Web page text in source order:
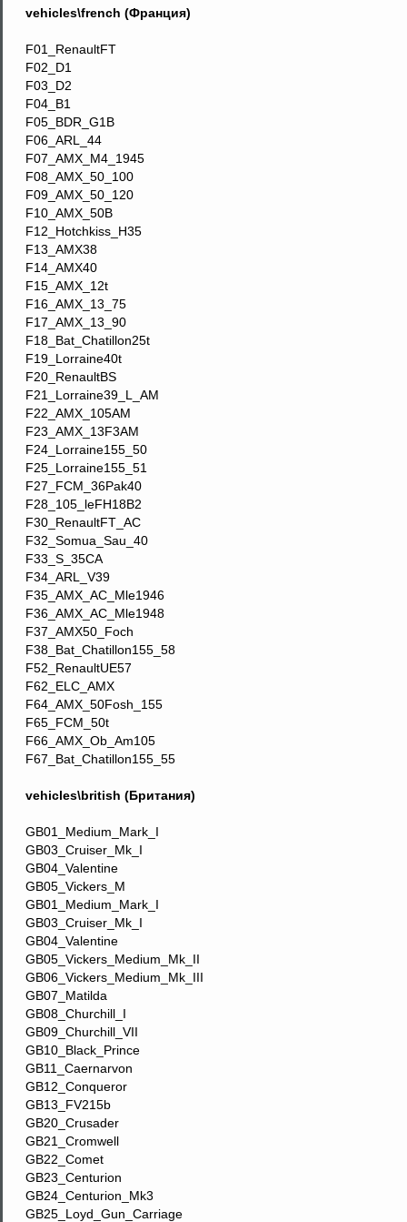
vehicles\french (Франция)
F01_RenaultFT
F02_D1
F03_D2
F04_B1
F05_BDR_G1B
F06_ARL_44
F07_AMX_M4_1945
F08_AMX_50_100
F09_AMX_50_120
F10_AMX_50B
F12_Hotchkiss_H35
F13_AMX38
F14_AMX40
F15_AMX_12t
F16_AMX_13_75
F17_AMX_13_90
F18_Bat_Chatillon25t
F19_Lorraine40t
F20_RenaultBS
F21_Lorraine39_L_AM
F22_AMX_105AM
F23_AMX_13F3AM
F24_Lorraine155_50
F25_Lorraine155_51
F27_FCM_36Pak40
F28_105_leFH18B2
F30_RenaultFT_AC
F32_Somua_Sau_40
F33_S_35CA
F34_ARL_V39
F35_AMX_AC_Mle1946
F36_AMX_AC_Mle1948
F37_AMX50_Foch
F38_Bat_Chatillon155_58
F52_RenaultUE57
F62_ELC_AMX
F64_AMX_50Fosh_155
F65_FCM_50t
F66_AMX_Ob_Am105
F67_Bat_Chatillon155_55
vehicles\british (Британия)
GB01_Medium_Mark_I
GB03_Cruiser_Mk_I
GB04_Valentine
GB05_Vickers_M
GB01_Medium_Mark_I
GB03_Cruiser_Mk_I
GB04_Valentine
GB05_Vickers_Medium_Mk_II
GB06_Vickers_Medium_Mk_III
GB07_Matilda
GB08_Churchill_I
GB09_Churchill_VII
GB10_Black_Prince
GB11_Caernarvon
GB12_Conqueror
GB13_FV215b
GB20_Crusader
GB21_Cromwell
GB22_Comet
GB23_Centurion
GB24_Centurion_Mk3
GB25_Loyd_Gun_Carriage